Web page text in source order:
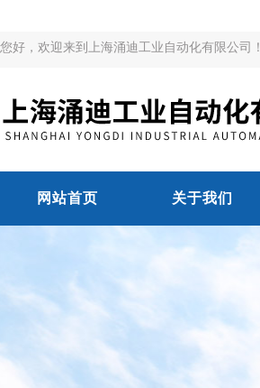
您好，欢迎来到上海涌迪工业自动化有限公司！
网站首页 关于我们